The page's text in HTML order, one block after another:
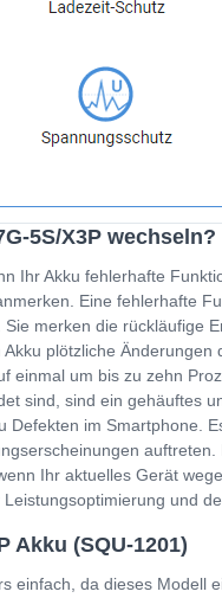
5S/X3P wechseln?
Ihr Akku fehlerhafte
Eine fehlerhafte
merken die rückläufige
plötzliche Änderungen
einmal um bis zu zehn
sind, sind ein gehäuftes
im Smartphone.
Ihr aktuelles Gerät
und
Akku (SQU-1201)
einfach, da dieses Modell